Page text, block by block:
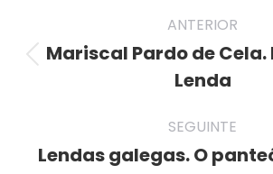
navigation
ANTERIOR
Previous
post:
Mariscal Pardo de Cela.
Lenda
SEGUINTE
Seguinte
Lendas galegas. O